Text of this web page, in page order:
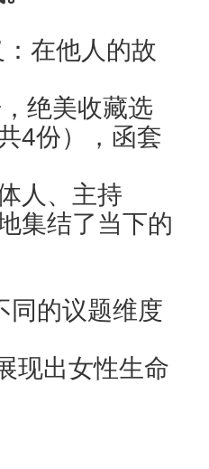
在他人的故
绝美收藏选
4份），函套
人、主持
集结了当下的
同的议题维度
现出女性生命